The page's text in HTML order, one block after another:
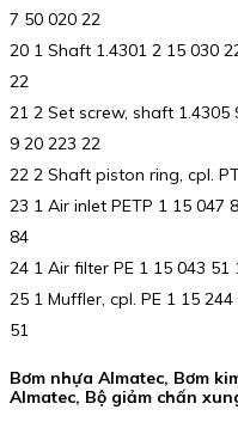
7 50 020 22
20 1 Shaft 1.4301 2 15 030
22
21 2 Set screw, shaft 1.4305
9 20 223 22
22 2 Shaft piston ring, cpl.
23 1 Air inlet PETP 1 15 047
84
24 1 Air filter PE 1 15 043
25 1 Muffler, cpl. PE 1 15
51
Bơm nhựa Almatec, Bơm
Almatec, Bộ giảm chấn